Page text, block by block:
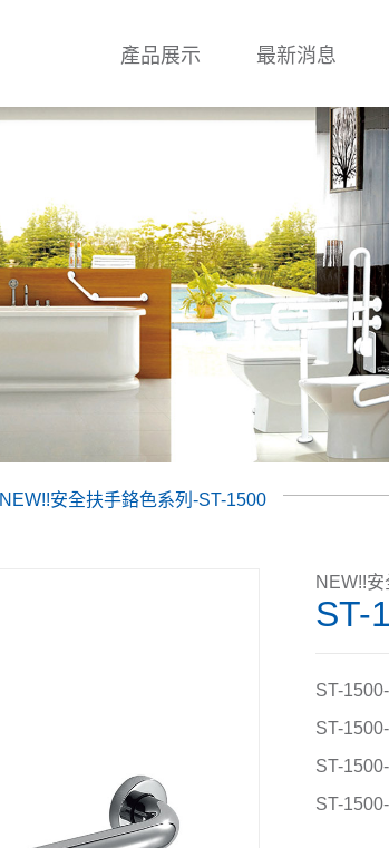
產品展示 最新消息
NEW!!安全扶手鉻色系列-ST-1500
NEW!!安
ST-
ST-
ST-
ST-
ST-